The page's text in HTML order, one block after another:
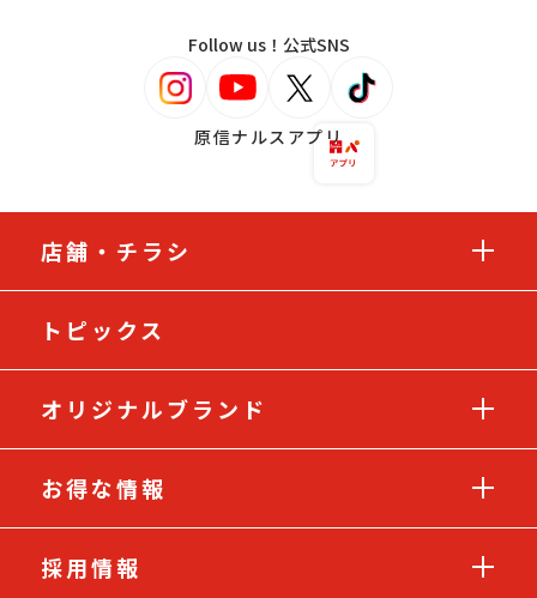
Follow us！公式SNS
原信ナルスアプリ
店舗・チラシ
トピックス
オリジナルブランド
お得な情報
採用情報